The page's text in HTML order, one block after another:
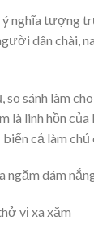
ý nghĩa tượng
dân chài,
so sánh làm
là linh hồn
cả làm chủ
ngăm dám
vị xa xăm